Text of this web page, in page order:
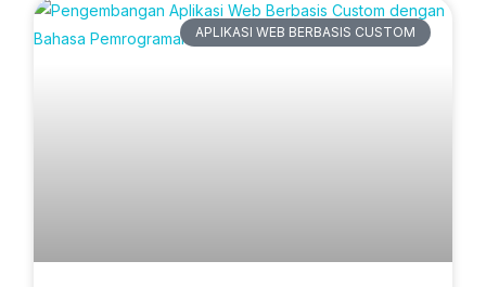
APLIKASI WEB BERBASIS CUSTOM